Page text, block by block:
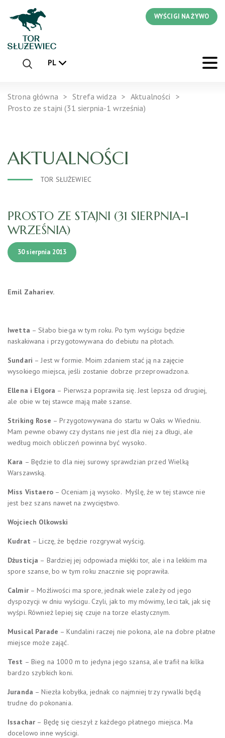
WYŚCIGI NA ŻYWO
PL
Strona główna Strefa widza
Aktualności
Prosto ze stajni (31 sierpnia-1 września)
AKTUALNOŚCI
TOR SŁUŻEWIEC
PROSTO ZE STAJNI (31 SIERPNIA-1
WRZEŚNIA)
30 sierpnia 2013
Emil Zahariev.
Iwetta – Słabo biega w tym roku. Po tym wyścigu będzie
naskakiwana i przygotowywana do debiutu na płotach.
Sundari – Jest w formie. Moim zdaniem stać ją na zajęcie
wysokiego miejsca, jeśli zostanie dobrze przeprowadzona.
Ellena i Elgora – Pierwsza poprawiła się. Jest lepsza od drugiej,
ale obie w tej stawce mają małe szanse.
Striking Rose – Przygotowywana do startu w Oaks w Wiedniu.
Mam pewne obawy czy dystans nie jest dla niej za długi, ale
według moich obliczeń powinna być wysoko.
Kara – Będzie to dla niej surowy sprawdzian przed Wielką
Warszawską.
Miss Vistaero– Oceniam ją wysoko. Myślę, że w tej stawce nie
jest bez szans nawet na zwycięstwo.
Wojciech Olkowski
Kudrat – Liczę, że będzie rozgrywał wyścig.
Dżusticja – Bardziej jej odpowiada miękki tor, ale i na lekkim ma
spore szanse, bo w tym roku znacznie się poprawiła.
Calmir– Możliwości ma spore, jednak wiele zależy od jego
dyspozycji w dniu wyścigu. Czyli, jak to my mówimy, leci tak, jak się
wyśpi. Również lepiej się czuje na torze elastycznym.
Musical Parade – Kundalini raczej nie pokona, ale na dobre płatne
miejsce może zająć.
Test – Bieg na 1000 m to jedyna jego szansa, ale trafił na kilka
bardzo szybkich koni.
Juranda – Niezła kobyłka, jednak co najmniej trzy rywalki będą
trudne do pokonania.
Issachar – Będę się cieszył z każdego płatnego miejsca. Ma
docelowo inne wyścigi.